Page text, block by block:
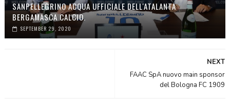
SANPELLEGRINO ACQUA UFFICIALE DELL'ATALANTA
BERGAMASCA CALCIO.
SEPTEMBER 29, 2020
NEXT
FAAC SpA nuovo main sponsor
del Bologna FC 1909